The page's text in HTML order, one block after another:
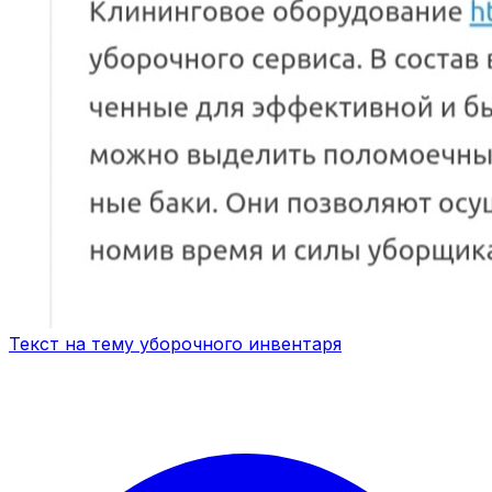
Текст на тему уборочного инвентаря